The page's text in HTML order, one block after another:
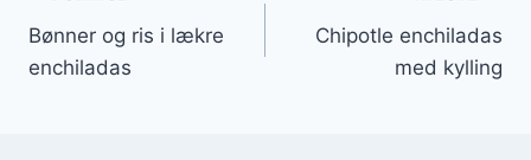
Bønner og ris i lækre
enchiladas
Chipotle enchiladas
med kylling